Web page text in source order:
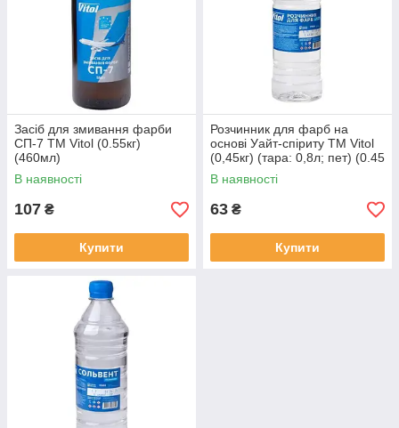
Засіб для змивання фарби
СП-7 ТМ Vitol (0.55кг)
(460мл)
В наявності
107 ₴
Купити
Розчинник для фарб на
основі Уайт-спіриту ТМ Vitol
(0,45кг) (тара: 0,8л; пет) (0.45
кг.)
В наявності
63 ₴
Купити